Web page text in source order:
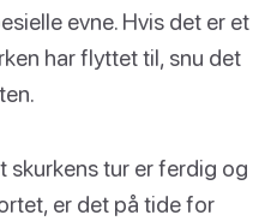
evne. Hvis det er et
har flyttet til, snu det
skurkens tur er ferdig og
er det på tide for